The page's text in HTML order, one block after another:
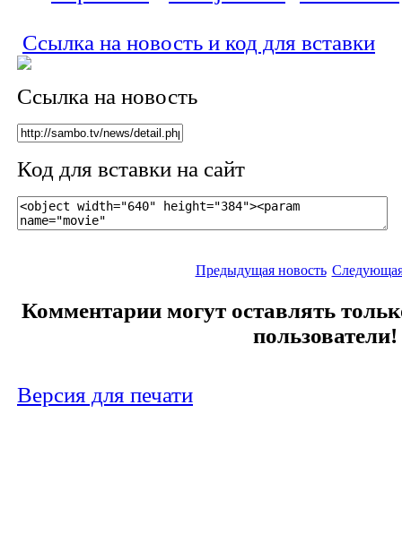
Ссылка на новость и код для вставки
Ссылка на новость
Код для вставки на сайт
Предыдущая новость
Комментарии могут оставлять
пользователи!
Версия для печати